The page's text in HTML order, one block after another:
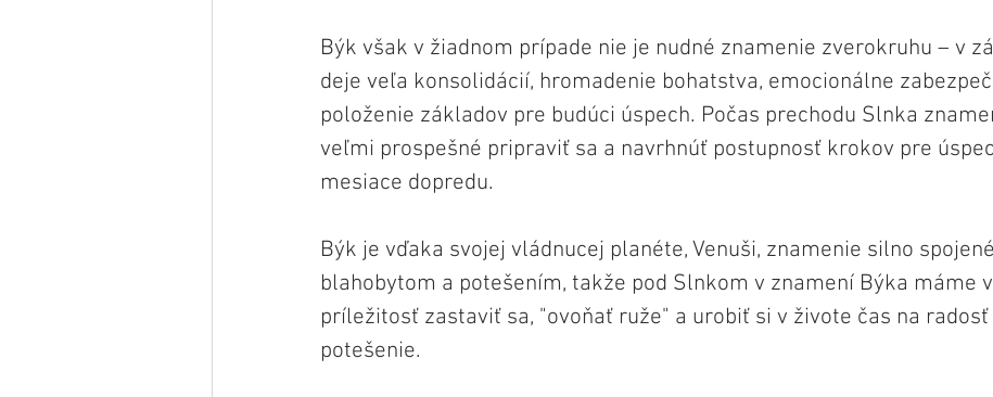
Býk však v žiadnom prípade nie je nudné znamenie zverokruhu – v
deje veľa konsolidácií, hromadenie bohatstva, emocionálne
položenie základov pre budúci úspech. Počas prechodu Slnka
veľmi prospešné pripraviť sa a navrhnúť postupnosť krokov pre
mesiace dopredu.
Býk je vďaka svojej vládnucej planéte, Venuši, znamenie silno
blahobytom a potešením, takže pod Slnkom v znamení Býka máme
príležitosť zastaviť sa, "ovoňať ruže" a urobiť si v živote čas na
potešenie.